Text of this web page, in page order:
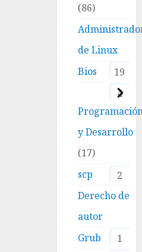
86
de Linux
19
Bios
4
y Desarrollo
17
scp
2
Derecho de
autor
1
Grub